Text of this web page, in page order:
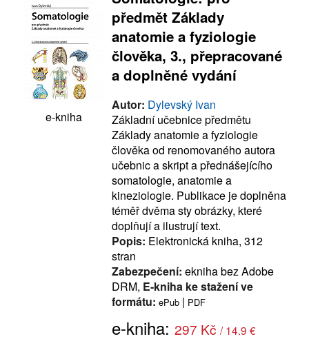
e-kniha
předmět Základy
anatomie a fyziologie
člověka, 3., přepracované
a doplněné vydání
Autor: Dylevský Ivan
Základní učebnice předmětu
Základy anatomie a fyziologie
člověka od renomovaného autora
učebnic a skript a přednášejícího
somatologie, anatomie a
kineziologie. Publikace je doplněna
téměř dvěma sty obrázky, které
doplňují a ilustrují text.
Popis: Elektronická kniha, 312
stran
Zabezpečení: ekniha bez Adobe
DRM, E-kniha ke stažení ve
formátu: ePub | PDF
e-kniha: 297 Kč / 14.9 €